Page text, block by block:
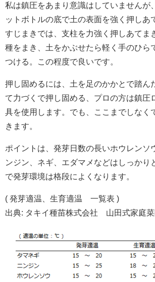
私は鎮圧をあまり意識はしていませんが
ットボトルの底で土の表面を強く押しあ
すじまきでは、支柱を力強く押しあてま
種をまき、土をかぶせたら軽く手のひら
つける。この程度で良いです。
押し固めるには、土を足のかかとで踏ん
て力づくで押し固める、プロの方は鎮
具を使用します。でも、ここまでしなく
きます。
ポイントは、発芽日数の長いホウレンソ
ンジン、ネギ、エダマメなどはしっかり
で発芽環境は格段によくなります。
( 発芽適温、生育適温 一覧表 )
出典: タキイ種苗株式会社 山田式家庭